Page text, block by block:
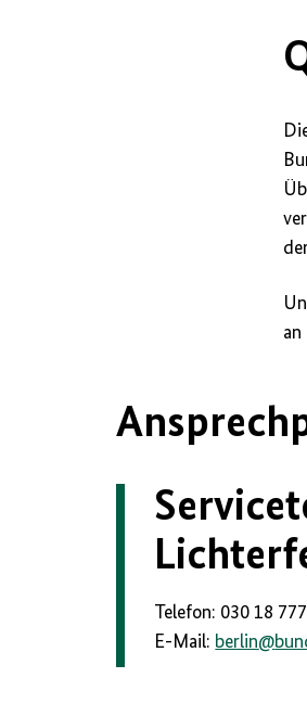
an
Telefon: 030 18
E-Mail: berlin@